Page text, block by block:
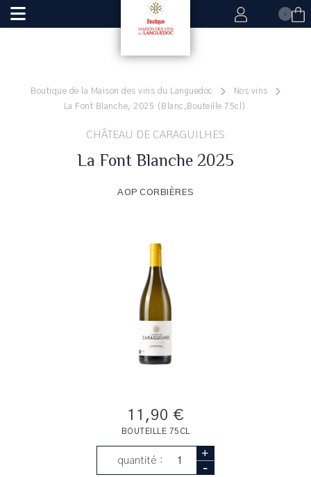
0
Boutique de la Maison des vins du Languedoc
Nos vins
La Font Blanche, 2025 (Blanc,Bouteille 75cl)
CHÂTEAU DE CARAGUILHES
La Font Blanche 2025
AOP CORBIÈRES
11,90 €
BOUTEILLE 75CL
quantité : +
-